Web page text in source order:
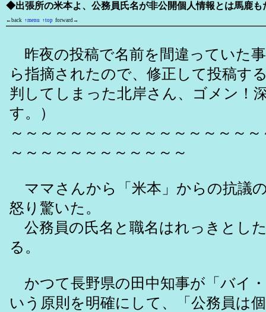
◆出張所の米本よ、公務員氏名が非公開個人情報とは馬鹿も
←back ↑menu ↑top forward→
昨夜の投稿で名前を間違っていた
ら指摘されたので、修正して投稿す
判してしまった北岸さん、ゴメン！
す。）
～～～～～～～～～～～～～～～～
～～～～～～～～～～～～
ママさんから「米本」からの抗議
怒り驚いた。
公務員の氏名と職名はれっきとし
る。
かつて長野県の田中知事が「バイ
いう原則を明確にして、「公務員は